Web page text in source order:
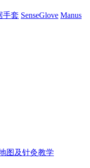
手套 SenseGlove Manus
图及针灸教学